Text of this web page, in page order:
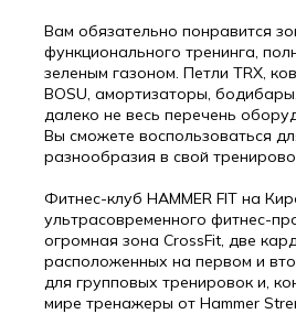
Вам обязательно понравится
функционального тренинга,
зеленым газоном. Петли TRX,
BOSU, амортизаторы,
далеко не весь перечень
Вы сможете воспользоваться
разнообразия в свой
Фитнес-клуб HAMMER FIT на
ультрасовременного фитнес-
огромная зона CrossFit, две
расположенных на первом и
для групповых тренировок и,
мире тренажеры от Hammer